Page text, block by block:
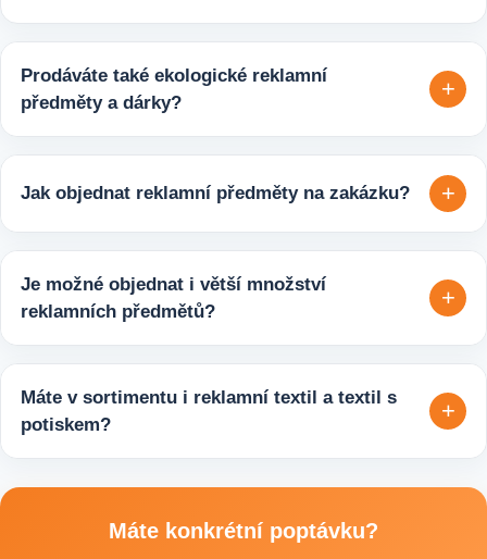
Prodáváte také ekologické reklamní
předměty a dárky?
+
reklamních předmětů. K dispozici jsou i ekologicky udržitelné
varianty, které jsou vhodné pro firmy, jež chtějí spojit svojí
propagaci s odpovědným přístupem k životnímu prostředí.
Jak objednat reklamní předměty na zakázku? +
počtem kusů a představou o potisku. Následně si s vámi
upřesníme doplňující detaily, doporučíme vhodné varianty
Je možné objednat i větší množství
reklamních předmětů?
+
tisíců kusů pro firmy, eventy, gastro provozy nebo dlouhodobé
reklamní kampaně. Připravíme ideální řešení podle rozpočtu,
Máte v sortimentu i reklamní textil a textil s
potiskem?
+
textilní produkty vhodné pro branding, promo akce i firemní
Máte konkrétní poptávku?